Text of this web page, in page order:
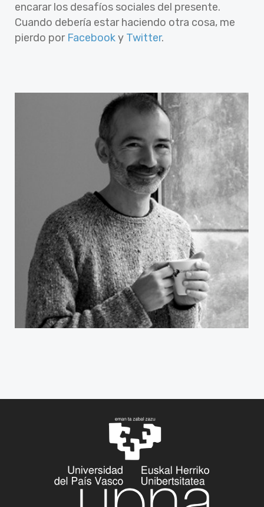
encarar los desafíos sociales del presente.
Cuando debería estar haciendo otra cosa, me
pierdo por Facebooky Twitter.